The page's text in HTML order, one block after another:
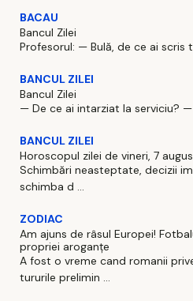
BACAU
Bancul Zilei
Profesorul: — Bulă, de ce ai scris
BANCUL ZILEI
Bancul Zilei
— De ce ai intarziat la serviciu?
BANCUL ZILEI
Horoscopul zilei de vineri, 7
Schimbări neasteptate, decizii
schimba d ...
ZODIAC
Am ajuns de râsul Europei!
propriei aroganțe
A fost o vreme cand romanii
tururile prelimin ...